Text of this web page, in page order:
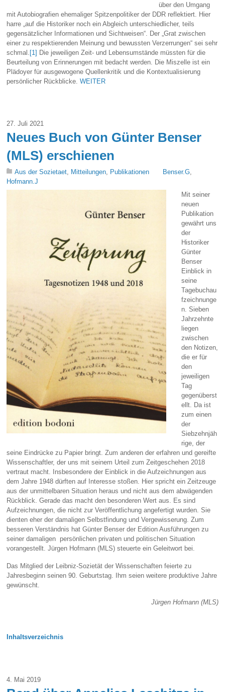
über den Umgang
mit Autobiografien ehemaliger Spitzenpolitiker der DDR reflektiert. Hier
harre „auf die Historiker noch ein Abgleich unterschiedlicher, teils
gegensätzlicher Informationen und Sichtweisen“. Der „Grat zwischen
einer zu respektierenden Meinung und bewussten Verzerrungen“ sei sehr
schmal. [1] Die jeweiligen Zeit- und Lebensumstände müssten für die
Beurteilung von Erinnerungen mit bedacht werden. Die Miszelle ist ein
Plädoyer für ausgewogene Quellenkritik und die Kontextualisierung
persönlicher Rückblicke.WEITER
27. Juli 2021
Neues Buch von Günter Benser
(MLS) erschienen
Aus der Sozietaet, Mitteilungen, Publikationen Benser.G,
Hofmann.J
Mit seiner
neuen
Publikation
gewährt uns
der
Historiker
Günter
Benser
Einblick in
seine
Tagebuchau
fzeichnunge
n. Sieben
Jahrzehnte
liegen
zwischen
den Notizen,
die er für
den
jeweiligen
Tag
gegenüberst
ellt. Da ist
zum einen
der
Siebzehnjäh
rige, der
seine Eindrücke zu Papier bringt. Zum anderen der erfahren und gereifte
Wissenschaftler, der uns mit seinem Urteil zum Zeitgeschehen 2018
vertraut macht. Insbesondere der Einblick in die Aufzeichnungen aus
dem Jahre 1948 dürften auf Interesse stoßen. Hier spricht ein Zeitzeuge
aus der unmittelbaren Situation heraus und nicht aus dem abwägenden
Rückblick. Gerade das macht den besonderen Wert aus. Es sind
Aufzeichnungen, die nicht zur Veröffentlichung angefertigt wurden. Sie
dienten eher der damaligen Selbstfindung und Vergewisserung. Zum
besseren Verständnis hat Günter Benser der Edition Ausführungen zu
seiner damaligen persönlichen privaten und politischen Situation
vorangestellt. Jürgen Hofmann (MLS) steuerte ein Geleitwort bei.
Das Mitglied der Leibniz-Sozietät der Wissenschaften feierte zu
Jahresbeginn seinen 90. Geburtstag. Ihm seien weitere produktive Jahre
gewünscht.
Jürgen Hofmann (MLS)
Inhaltsverzeichnis
4. Mai 2019